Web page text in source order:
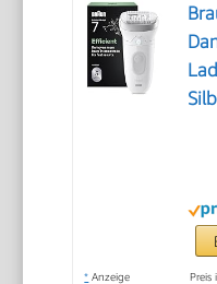
* Anzeige Preis